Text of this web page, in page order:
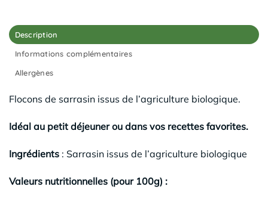
Description
Informations complémentaires
Allergènes
Flocons de sarrasin issus de l’agriculture biologique.
Idéal au petit déjeuner ou dans vos recettes favorites.
Ingrédients : Sarrasin issus de l’agriculture biologique
Valeurs nutritionnelles (pour 100g) :